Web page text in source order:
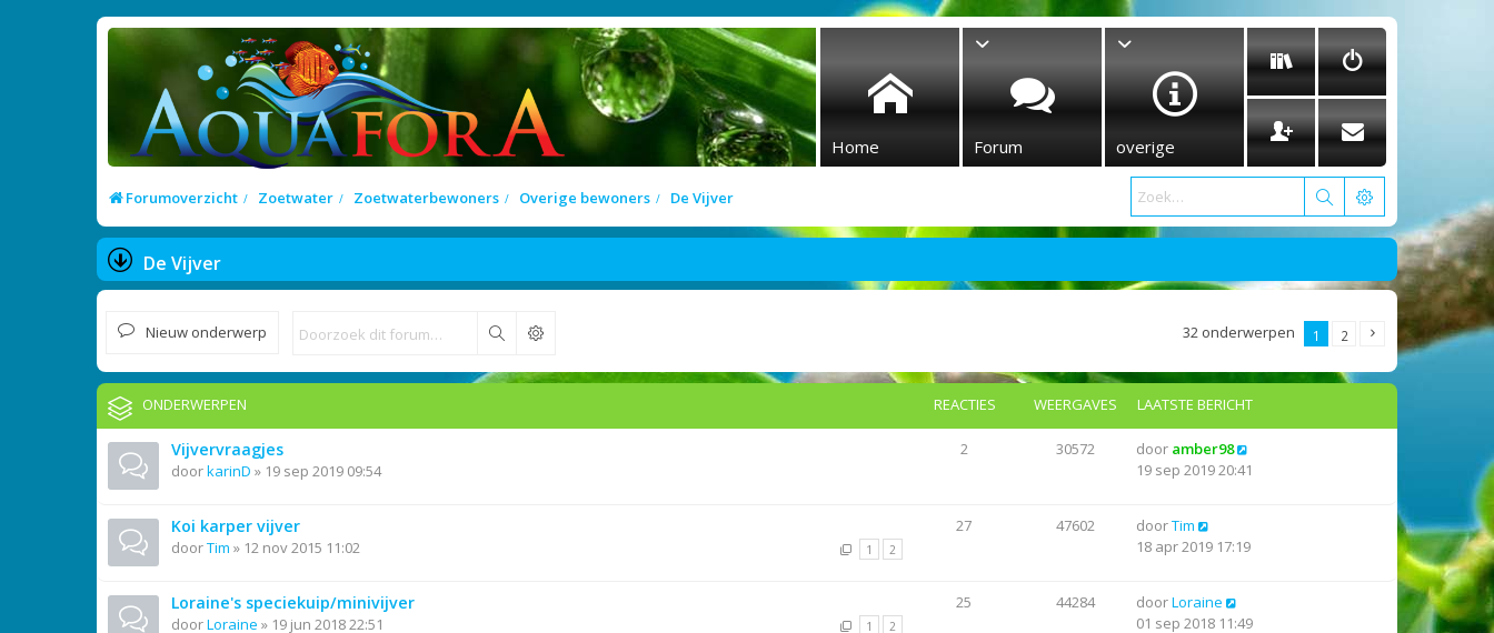
Home Forum overige
Forumoverzicht Zoetwater Zoetwaterbewoners Overige bewoners De Vijver
De Vijver
Nieuw onderwerp Zoek 32 onderwerpen 1 2
ONDERWERPEN REACTIES WEERGAVES LAATSTE BERICHT
Vijvervraagjes
doorkarinD » 19 sep 2019 09:54
2 30572 door amber98
19 sep 2019 20:41
Koi karper vijver
doorTim » 12 nov 2015 11:02 1 2
27 47602 doorTim
18 apr 2019 17:19
Loraine's speciekuip/minivijver
doorLoraine » 19 jun 2018 22:51 1 2
25 44284 doorLoraine
01 sep 2018 11:49